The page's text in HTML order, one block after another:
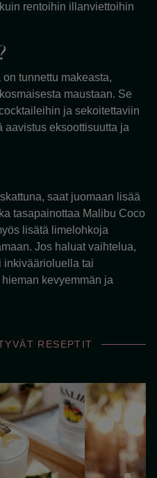
rentoihin illanviettoihin
tunnettu makeasta,
maustaan. Se
ja sekoitettaviin
eksoottisuutta ja
saat juomaan lisää
tasapainottaa Malibu Coco
lisätä limelohkoja
Jos haluat vaihtelua,
inkiväärioluella tai
kevyemmän ja
RESEPTIT